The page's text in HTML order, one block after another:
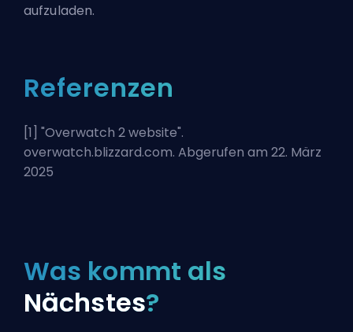
aufzuladen.
Referenzen
[1] "Overwatch 2 website".
overwatch.blizzard.com. Abgerufen am 22. März
2025
Was kommt als
Nächstes?